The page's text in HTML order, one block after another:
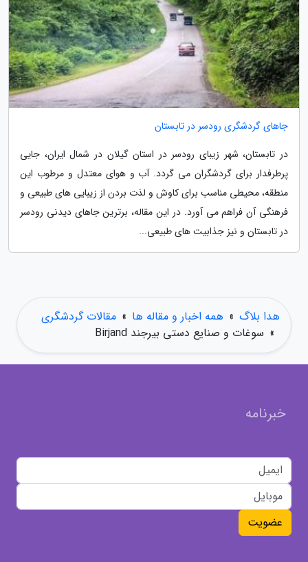
جاهای گردشگری رودسر در تابستان
در تابستان، شهر زیبای رودسر در استان گیلان در شمال ایران، جایی
پرطرفدار برای گردشگران می گردد. آب و هوای معتدل و مرطوب این
منطقه، محیطی مناسب برای کاوش و لذت بردن از زیبایی های طبیعی و
فرهنگی آن فراهم می آورد. در این مقاله، برترین جاهای دیدنی رودسر
در تابستان و نیز جذابیت های طبیعی...
هدا بلاگ » همه اخبار و مقاله ها » مقالات گردشگری
» سوغات و صنایع دستی بیرجند Birjand
خبرنامه
عضویت